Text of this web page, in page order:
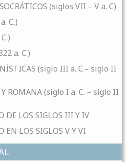
(siglos VII – V a. C)
C.)
a. C.)
(siglo III a. C.– siglo II
Y ROMANA (siglo I a. C. – siglo II
DE LOS SIGLOS III Y IV
EN LOS SIGLOS V Y VI